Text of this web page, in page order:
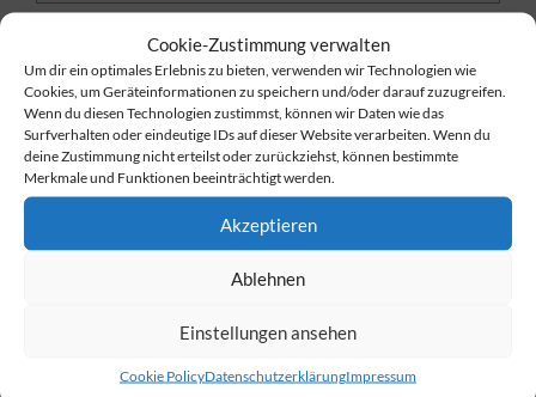
Cookie-Zustimmung verwalten
Um dir ein optimales Erlebnis zu bieten, verwenden wir Technologien wie
Cookies, um Geräteinformationen zu speichern und/oder darauf zuzugreifen.
Wenn du diesen Technologien zustimmst, können wir Daten wie das
Surfverhalten oder eindeutige IDs auf dieser Website verarbeiten. Wenn du
deine Zustimmung nicht erteilst oder zurückziehst, können bestimmte
Merkmale und Funktionen beeinträchtigt werden.
Akzeptieren
Ablehnen
Einstellungen ansehen
Cookie PolicyDatenschutzerklärungImpressum
Bei Wind und Wetter Minigolfen